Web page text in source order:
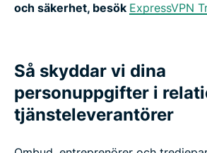
och säkerhet, besök ExpressVPN
Så skyddar vi dina
personuppgifter i
tjänsteleverantörer